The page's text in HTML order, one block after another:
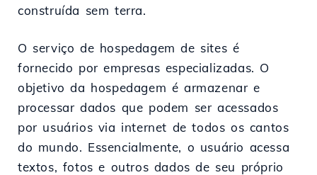
construída sem terra.
O serviço de hospedagem de sites é
fornecido por empresas especializadas. O
objetivo da hospedagem é armazenar e
processar dados que podem ser acessados
por usuários via internet de todos os cantos
do mundo. Essencialmente, o usuário acessa
textos, fotos e outros dados de seu próprio